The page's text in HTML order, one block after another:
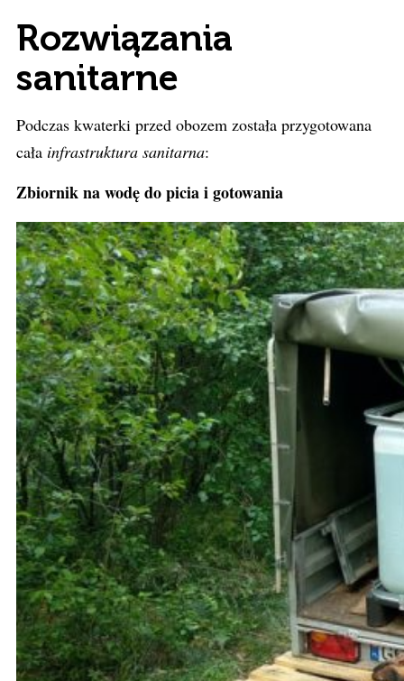
Rozwiązania
sanitarne
Podczas kwaterki przed obozem została przygotowana
cała infrastruktura sanitarna:
Zbiornik na wodę do picia i gotowania